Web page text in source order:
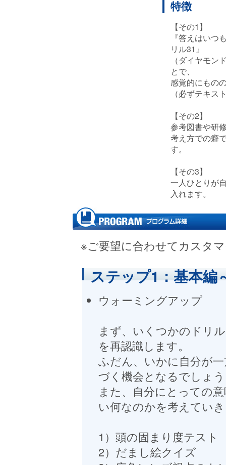
特徴
【その1】
『答えはいつ
リル31』
（ダイヤモ
とで、
感覚的にもの
（必ずテキス
【その2】
参考図書や研
考え方での癖
す。
【その3】
一人ひとりが
入れます。
※ご要望に合わせてカスタ
ステップ1：基本編
ウォーミングアップ
まず、いくつかのドリ
を再認識します。
ふだん、いかに自分が
づく機会となるでしょ
また、自分にとっての
い何なのかを考えてい
1）頭の固まり度テスト
2）だまし絵クイズ